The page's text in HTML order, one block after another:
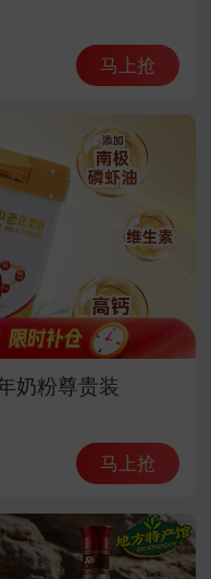
马上抢
奶粉尊贵装
马上抢